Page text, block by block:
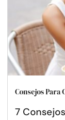
Consejos Para
7